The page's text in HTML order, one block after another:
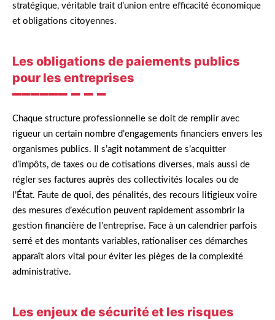
stratégique, véritable trait d’union entre efficacité économique
et obligations citoyennes.
Les obligations de paiements publics
pour les entreprises
Chaque structure professionnelle se doit de remplir avec
rigueur un certain nombre d’engagements financiers envers les
organismes publics. Il s’agit notamment de s’acquitter
d’impôts, de taxes ou de cotisations diverses, mais aussi de
régler ses factures auprès des collectivités locales ou de
l’État. Faute de quoi, des pénalités, des recours litigieux voire
des mesures d’exécution peuvent rapidement assombrir la
gestion financière de l’entreprise. Face à un calendrier parfois
serré et des montants variables, rationaliser ces démarches
apparaît alors vital pour éviter les pièges de la complexité
administrative.
Les enjeux de sécurité et les risques